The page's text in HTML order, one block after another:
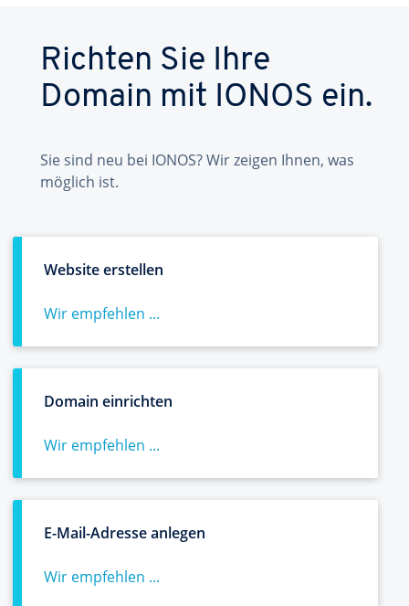
Richten Sie Ihre
Domain mit IONOS ein.
Sie sind neu bei IONOS? Wir zeigen Ihnen, was
möglich ist.
Website erstellen
Wir empfehlen ...
Domain einrichten
Wir empfehlen ...
E-Mail-Adresse anlegen
Wir empfehlen ...